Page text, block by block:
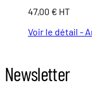
47,00 € HT
Voir le détail -
Newsletter